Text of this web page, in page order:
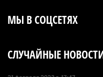
Казахстанцы назвали
6 августа 2026 г. 09:52
МЫ В СОЦСЕТЯХ
СЛУЧАЙНЫЕ